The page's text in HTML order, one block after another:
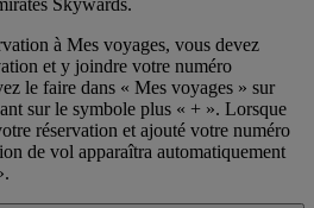
à Mes voyages, vous devez
et y joindre votre numéro
le faire dans « Mes voyages » sur
sur le symbole plus « + ». Lorsque
réservation et ajouté votre numéro
de vol apparaîtra automatiquement